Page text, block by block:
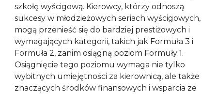
szkołę wyścigową. Kierowcy, którzy odnoszą
sukcesy w młodzieżowych seriach wyścigowych,
mogą przenieść się do bardziej prestiżowych i
wymagających kategorii, takich jak Formuła 3 i
Formuła 2, zanim osiągną poziom Formuły 1.
Osiągnięcie tego poziomu wymaga nie tylko
wybitnych umiejętności za kierownicą, ale także
znaczących środków finansowych i wsparcia ze